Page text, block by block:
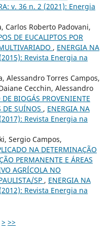
v. 36 n. 2 (2021): Energia
Carlos Roberto Padovani,
DE EUCALIPTOS POR
, ENERGIA NA
Revista Energia na
Alessandro Torres Campos,
Cecchin, Alessandro
DE BIOGÁS PROVENIENTE
DE SUÍNOS , ENERGIA NA
Revista Energia na
Sergio Campos,
NA DETERMINAÇÃO
PERMANENTE E ÁREAS
AGRÍCOLA NO
SP , ENERGIA NA
Revista Energia na
> >>